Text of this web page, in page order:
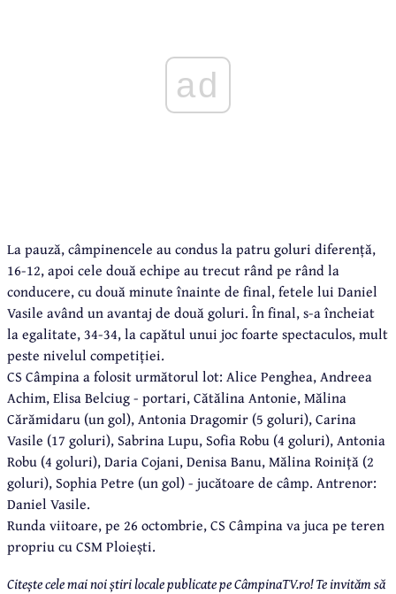
ad
La pauză, câmpinencele au condus la patru goluri diferență,
16-12, apoi cele două echipe au trecut rând pe rând la
conducere, cu două minute înainte de final, fetele lui Daniel
Vasile având un avantaj de două goluri. În final, s-a încheiat
la egalitate, 34-34, la capătul unui joc foarte spectaculos, mult
peste nivelul competiției.
CS Câmpina a folosit următorul lot: Alice Penghea, Andreea
Achim, Elisa Belciug - portari, Cătălina Antonie, Mălina
Cărămidaru (un gol), Antonia Dragomir (5 goluri), Carina
Vasile (17 goluri), Sabrina Lupu, Sofia Robu (4 goluri), Antonia
Robu (4 goluri), Daria Cojani, Denisa Banu, Mălina Roiniță (2
goluri), Sophia Petre (un gol) - jucătoare de câmp. Antrenor:
Daniel Vasile.
Runda viitoare, pe 26 octombrie, CS Câmpina va juca pe teren
propriu cu CSM Ploiești.
Citește cele mai noi știri locale publicate pe CâmpinaTV.ro! Te invităm să